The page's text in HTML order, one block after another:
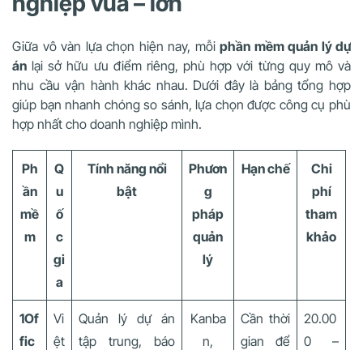
Giữa vô vàn lựa chọn hiện nay, mỗi phần mềm quản lý dự
án lại sở hữu ưu điểm riêng, phù hợp với từng quy mô và
nhu cầu vận hành khác nhau. Dưới đây là bảng tổng hợp
giúp bạn nhanh chóng so sánh, lựa chọn được công cụ phù
hợp nhất cho doanh nghiệp mình.
Ph
ần
mề
m
Q
u
ố
c
gi
a
Tính năng nổi
bật
Phươn
g
pháp
quản
lý
Hạn chế
Chi
phí
tham
khảo
1Of
fic
Vi
ệt
Quản lý dự án
tập trung, báo
Kanba
n,
Cần thời
gian để
20.00
0 –